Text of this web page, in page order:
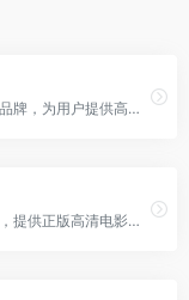
九天音乐网是目前国内最悠久的音乐服务品牌，为用户提供高品质音乐免费试听、正版音乐下载、MV观看、唱片购买。平台汇聚了众多优质音乐人和歌手，拥有流行、民谣、电子、摇滚等十多个流派的原创音乐作品。
搜狐视频是搜狐旗下专业的综合视频网站，提供正版高清电影、电视剧、综艺、纪录片、动漫等。网罗最新最热新闻、娱乐资讯，同时提供免费视频空间和视频分享服务。